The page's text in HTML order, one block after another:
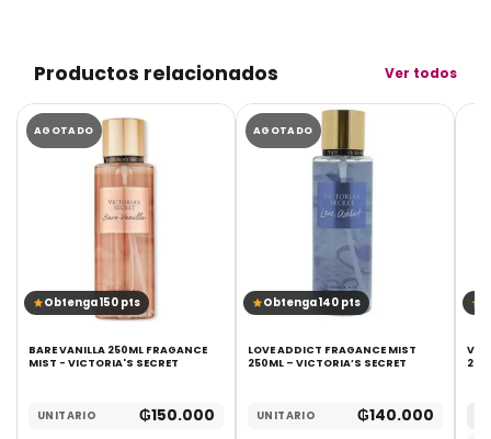
Productos relacionados Ver todos
AGOTADO
Obtenga 150 pts
BARE VANILLA 250ML FRAGANCE
MIST - VICTORIA'S SECRET
UNITARIO ₲150.000
AGOTADO
Obtenga 140 pts
LOVE ADDICT FRAGANCE MIST
250ML – VICTORIA’S SECRET
UNITARIO ₲140.000